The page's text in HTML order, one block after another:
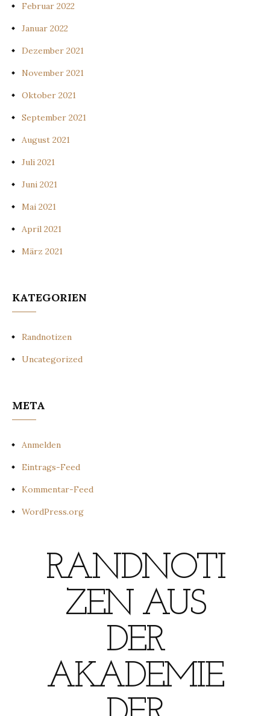
Februar 2022
Januar 2022
Dezember 2021
November 2021
Oktober 2021
September 2021
August 2021
Juli 2021
Juni 2021
Mai 2021
April 2021
März 2021
KATEGORIEN
Randnotizen
Uncategorized
META
Anmelden
Eintrags-Feed
Kommentar-Feed
WordPress.org
RANDNOTI
ZEN AUS
DER
AKADEMIE